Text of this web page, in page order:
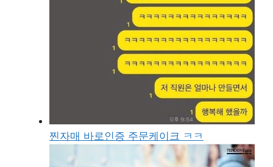
찐자매 바로인증 주문케이크 ㅋㅋ